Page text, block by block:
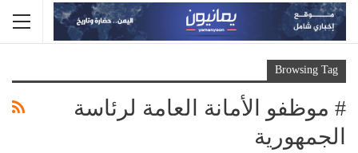
Browsing Tag
# موظفو الأمانة العامة لرئاسة
الجمهورية